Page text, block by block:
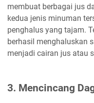
membuat berbagai jus
kedua jenis minuman
penghalus yang tajam.
berhasil menghaluskan
menjadi cairan jus atau
3. Mencincang